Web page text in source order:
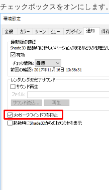
チェックボックスをオンにします。